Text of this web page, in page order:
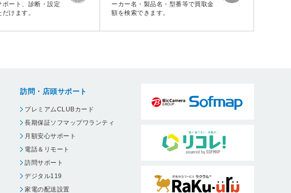
ポート、診断・設定
けます。
ーカー名・製品名・型番等で買取金
額を検索できます。
訪問・店頭サポート
プレミアムCLUBカード
長期保証ソフマップワランティ
月額安心サポート
電話＆リモート
訪問サポート
デジタル119
家電の配送設置